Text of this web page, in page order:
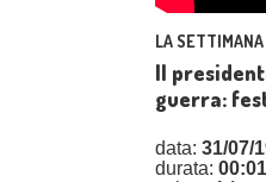
LA
Il
guerra:
data: 31/07/
durata: